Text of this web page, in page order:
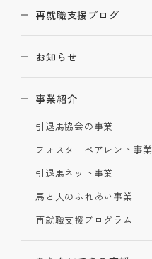
再就職支援ブログ
お知らせ
事業紹介
引退馬協会の事業
フォスターペアレント事業
引退馬ネット事業
馬と人のふれあい事業
再就職支援プログラム